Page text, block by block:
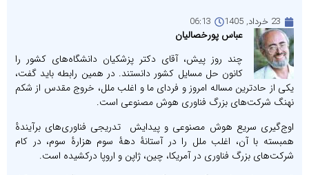
23 خرداد, 1405 06:13
عباس پورخصالیان
چند روز پیش، آقای دکتر پزشکیان دانشگاه‌های کشور را
کانون حل مسایل کشور دانستند. در همین رابطه باید گفت،
یکی از حادترین مساله امروز و فردای ما و اغلب ملل، خروج مقدس از شکم
نهنگ شرکت‌های بزرگ فناوری هوش مصنوعی است.
اوج‌گیری سریع هوش مصنوعی و پیدایش تدریجی فناوری‌های برآیندۀ
همبسته با آن، اغلب ملل را در آستانۀ دهۀ سوم هزارۀ سوم، در کام
شرکت‌های بزرگ فناوری در آمریکا، چین، ژاپن و اروپا درکشیده است.